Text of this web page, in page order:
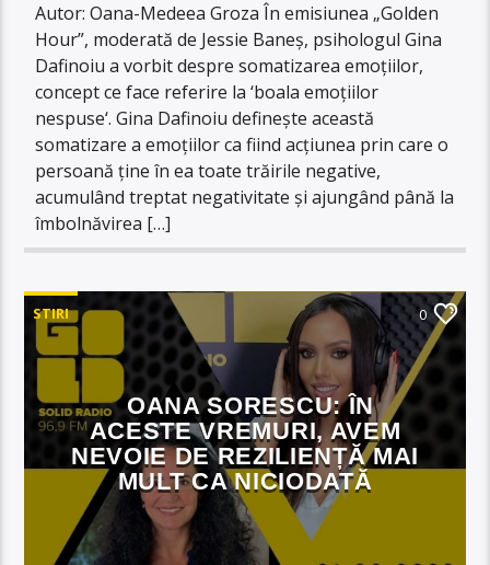
Autor: Oana-Medeea Groza În emisiunea „Golden
Hour”, moderată de Jessie Baneș, psihologul Gina
Dafinoiu a vorbit despre somatizarea emoțiilor,
concept ce face referire la ‘boala emoțiilor
nespuse‘. Gina Dafinoiu definește această
somatizare a emoțiilor ca fiind acțiunea prin care o
persoană ține în ea toate trăirile negative,
acumulând treptat negativitate și ajungând până la
îmbolnăvirea […]
STIRI 0
OANA SORESCU: ÎN
ACESTE VREMURI, AVEM
NEVOIE DE REZILIENȚĂ MAI
MULT CA NICIODATĂ